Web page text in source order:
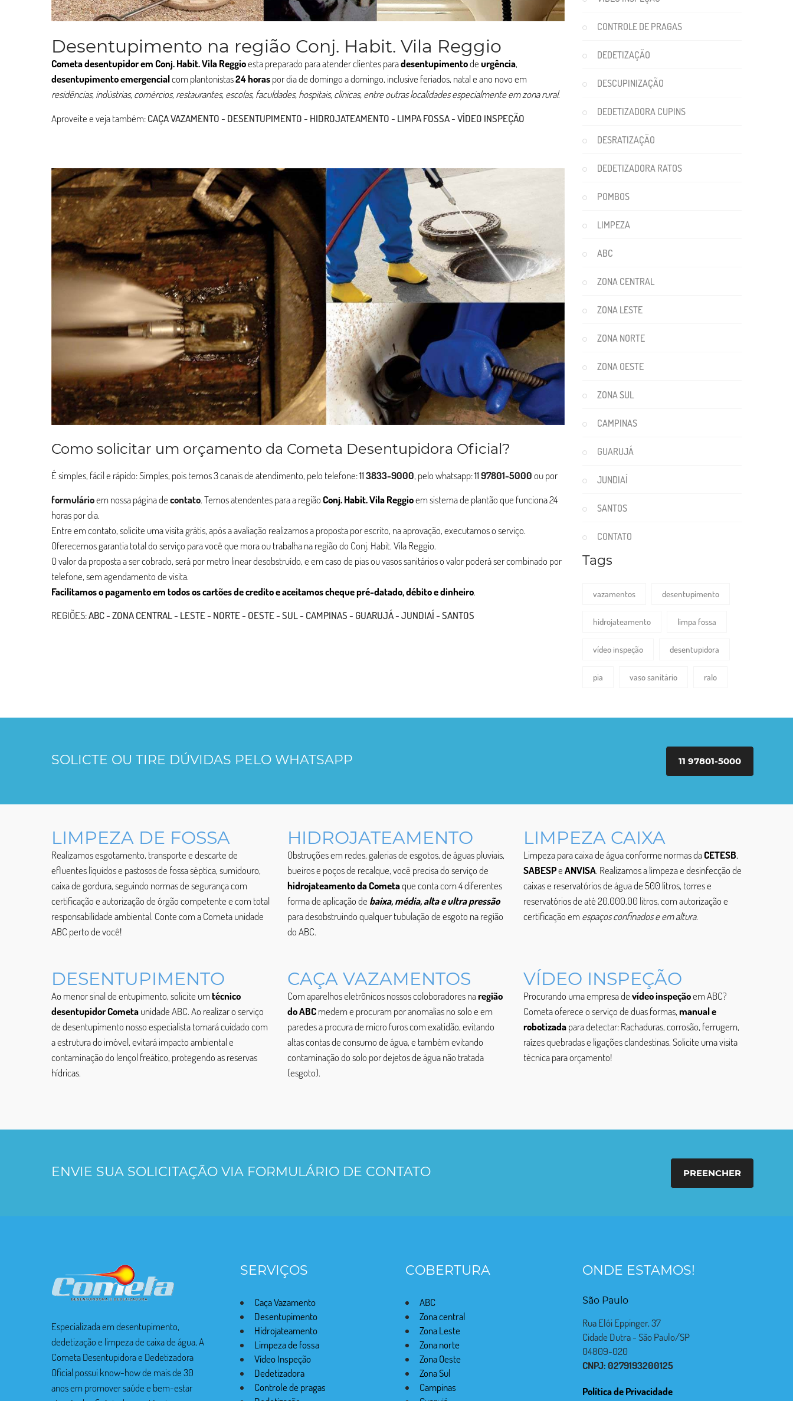
Desentupimento na região Conj. Habit. Vila Reggio
Cometa desentupidor em Conj. Habit. Vila Reggioesta preparado para atender clientes paradesentupimentodeurgência,
desentupimentoemergencialcom plantonistas24 horaspor dia de domingo a domingo, inclusive feriados, natal e ano novo em
residências, indústrias, comércios, restaurantes, escolas, faculdades, hospitais, clinicas, entre outras localidades especialmente em zona rural.
Aproveite e veja também:CAÇA VAZAMENTO - DESENTUPIMENTO - HIDROJATEAMENTO - LIMPA FOSSA-VÍDEO INSPEÇÃO
Como solicitar um orçamento da Cometa Desentupidora Oficial?
É simples, fácil e rápido: Simples, pois temos 3 canais de atendimento, pelo telefone:113833-9000, pelo whatsapp:1197801-5000ou por
formulárioem nossa página decontato. Temos atendentes para a regiãoConj. Habit. Vila Reggioem sistema de plantão que funciona 24
horas por dia.
Entre em contato, solicite uma visita grátis, após a avaliação realizamos a proposta por escrito, na aprovação, executamos o serviço.
Oferecemos garantia total do serviço para você que mora ou trabalha na região do Conj. Habit. Vila Reggio.
O valor da proposta a ser cobrado, será por metro linear desobstruído, e em caso de pias ou vasos sanitários o valor poderá ser combinado por
telefone, sem agendamento de visita.
Facilitamos o pagamento em todos os cartões de credito e aceitamos cheque pré-datado, débito e dinheiro.
REGIÕES:ABC-ZONA CENTRAL- LESTE- NORTE- OESTE-SUL- CAMPINAS- GUARUJÁ-JUNDIAÍ-SANTOS
CONTROLE DE PRAGAS
DEDETIZAÇÃO
DESCUPINIZAÇÃO
DEDETIZADORA CUPINS
DESRATIZAÇÃO
DEDETIZADORA RATOS
POMBOS
LIMPEZA
ABC
ZONA CENTRAL
ZONA LESTE
ZONA NORTE
ZONA OESTE
ZONA SUL
CAMPINAS
GUARUJÁ
JUNDIAÍ
SANTOS
CONTATO
Tags
vazamentos desentupimento
hidrojateamento limpa fossa
vídeo inspeção desentupidora
pia vaso sanitário ralo
SOLICTE OU TIRE DÚVIDAS PELO WHATSAPP 11 97801-5000
LIMPEZA DE FOSSA
Realizamos esgotamento, transporte e descarte de
efluentes líquidos e pastosos de fossa séptica, sumidouro,
caixa de gordura, seguindo normas de segurança com
certificação e autorização de órgão competente e com total
responsabilidade ambiental. Conte com a Cometa unidade
ABC perto de você!
HIDROJATEAMENTO
Obstruções em redes, galerias de esgotos, de águas pluviais,
bueiros e poços de recalque, você precisa do serviço de
hidrojateamento da Cometaque conta com 4 diferentes
forma de aplicação de baixa, média, alta e ultra pressão
para desobstruindo qualquer tubulação de esgoto na região
do ABC.
LIMPEZA CAIXA
Limpeza para caixa de água conforme normas daCETESB,
SABESPeANVISA. Realizamos a limpeza e desinfecção de
caixas e reservatórios de água de 500 litros, torres e
reservatórios de até 20.000.00 litros, com autorização e
certificação emespaços confinados e em altura.
DESENTUPIMENTO
Ao menor sinal de entupimento, solicite umtécnico
desentupidor Cometaunidade ABC. Ao realizar o serviço
de desentupimento nosso especialista tomará cuidado com
a estrutura do imóvel, evitará impacto ambiental e
contaminação do lençol freático, protegendo as reservas
hídricas.
CAÇA VAZAMENTOS
Com aparelhos eletrônicos nossos coloboradores naregião
do ABCmedem e procuram por anomalias no solo e em
paredes a procura de micro furos com exatidão, evitando
altas contas de consumo de água, e também evitando
contaminação do solo por dejetos de água não tratada
(esgoto).
VÍDEO INSPEÇÃO
Procurando uma empresa devídeo inspeçãoem ABC?
Cometa oferece o serviço de duas formas,manual e
robotizadapara detectar: Rachaduras, corrosão, ferrugem,
raízes quebradas e ligações clandestinas. Solicite uma visita
técnica para orçamento!
ENVIE SUA SOLICITAÇÃO VIA FORMULÁRIO DE CONTATO PREENCHER
Especializada em desentupimento,
dedetização e limpeza de caixa de água, A
Cometa Desentupidora e Dedetizadora
Oficial possui know-how de mais de 30
anos em promover saúde e bem-estar
SERVIÇOS
Caça Vazamento
Desentupimento
Hidrojateamento
Limpeza de fossa
Vídeo Inspeção
Dedetizadora
Controle de pragas
COBERTURA
ABC
Zona central
Zona Leste
Zona norte
Zona Oeste
Zona Sul
Campinas
ONDE ESTAMOS!
São Paulo
Rua Elói Eppinger, 37
Cidade Dutra - São Paulo/SP
04809-020
CNPJ: 0279193200125
Política de Privacidade